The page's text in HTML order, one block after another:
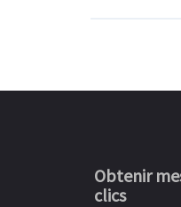
Obtenir
clics